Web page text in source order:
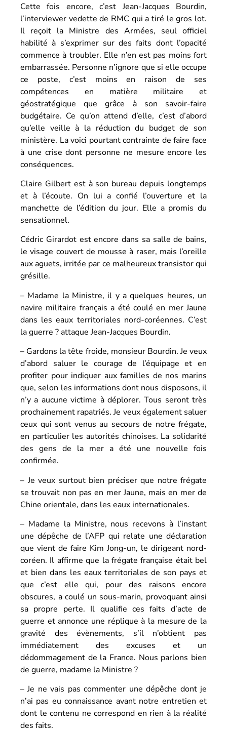
Cette fois encore, c’est Jean-Jacques Bourdin,
l’interviewer vedette de RMC qui a tiré le gros lot.
Il reçoit la Ministre des Armées, seul officiel
habilité à s’exprimer sur des faits dont l’opacité
commence à troubler. Elle n’en est pas moins fort
embarrassée. Personne n’ignore que si elle occupe
ce poste, c’est moins en raison de ses
compétences en matière militaire et
géostratégique que grâce à son savoir-faire
budgétaire. Ce qu’on attend d’elle, c’est d’abord
qu’elle veille à la réduction du budget de son
ministère. La voici pourtant contrainte de faire face
à une crise dont personne ne mesure encore les
conséquences.
Claire Gilbert est à son bureau depuis longtemps
et à l’écoute. On lui a confié l’ouverture et la
manchette de l’édition du jour. Elle a promis du
sensationnel.
Cédric Girardot est encore dans sa salle de bains,
le visage couvert de mousse à raser, mais l’oreille
aux aguets, irritée par ce malheureux transistor qui
grésille.
– Madame la Ministre, il y a quelques heures, un
navire militaire français a été coulé en mer Jaune
dans les eaux territoriales nord-coréennes. C’est
la guerre ? attaque Jean-Jacques Bourdin.
– Gardons la tête froide, monsieur Bourdin. Je veux
d’abord saluer le courage de l’équipage et en
profiter pour indiquer aux familles de nos marins
que, selon les informations dont nous disposons, il
n’y a aucune victime à déplorer. Tous seront très
prochainement rapatriés. Je veux également saluer
ceux qui sont venus au secours de notre frégate,
en particulier les autorités chinoises. La solidarité
des gens de la mer a été une nouvelle fois
confirmée.
– Je veux surtout bien préciser que notre frégate
se trouvait non pas en mer Jaune, mais en mer de
Chine orientale, dans les eaux internationales.
– Madame la Ministre, nous recevons à l’instant
une dépêche de l’AFP qui relate une déclaration
que vient de faire Kim Jong-un, le dirigeant nord-
coréen. Il affirme que la frégate française était bel
et bien dans les eaux territoriales de son pays et
que c’est elle qui, pour des raisons encore
obscures, a coulé un sous-marin, provoquant ainsi
sa propre perte. Il qualifie ces faits d’acte de
guerre et annonce une réplique à la mesure de la
gravité des évènements, s’il n’obtient pas
immédiatement des excuses et un
dédommagement de la France. Nous parlons bien
de guerre, madame la Ministre ?
– Je ne vais pas commenter une dépêche dont je
n’ai pas eu connaissance avant notre entretien et
dont le contenu ne correspond en rien à la réalité
des faits.